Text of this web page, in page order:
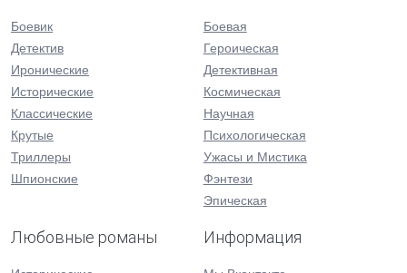
Боевик
Детектив
Иронические
Исторические
Классические
Крутые
Триллеры
Шпионские
Боевая
Героическая
Детективная
Космическая
Научная
Психологическая
Ужасы и Мистика
Фэнтези
Эпическая
Любовные романы Информация